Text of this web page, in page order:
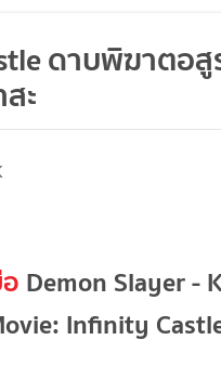
ดาบพิฆาตอ
ะ
Demon Slayer -
Infinity